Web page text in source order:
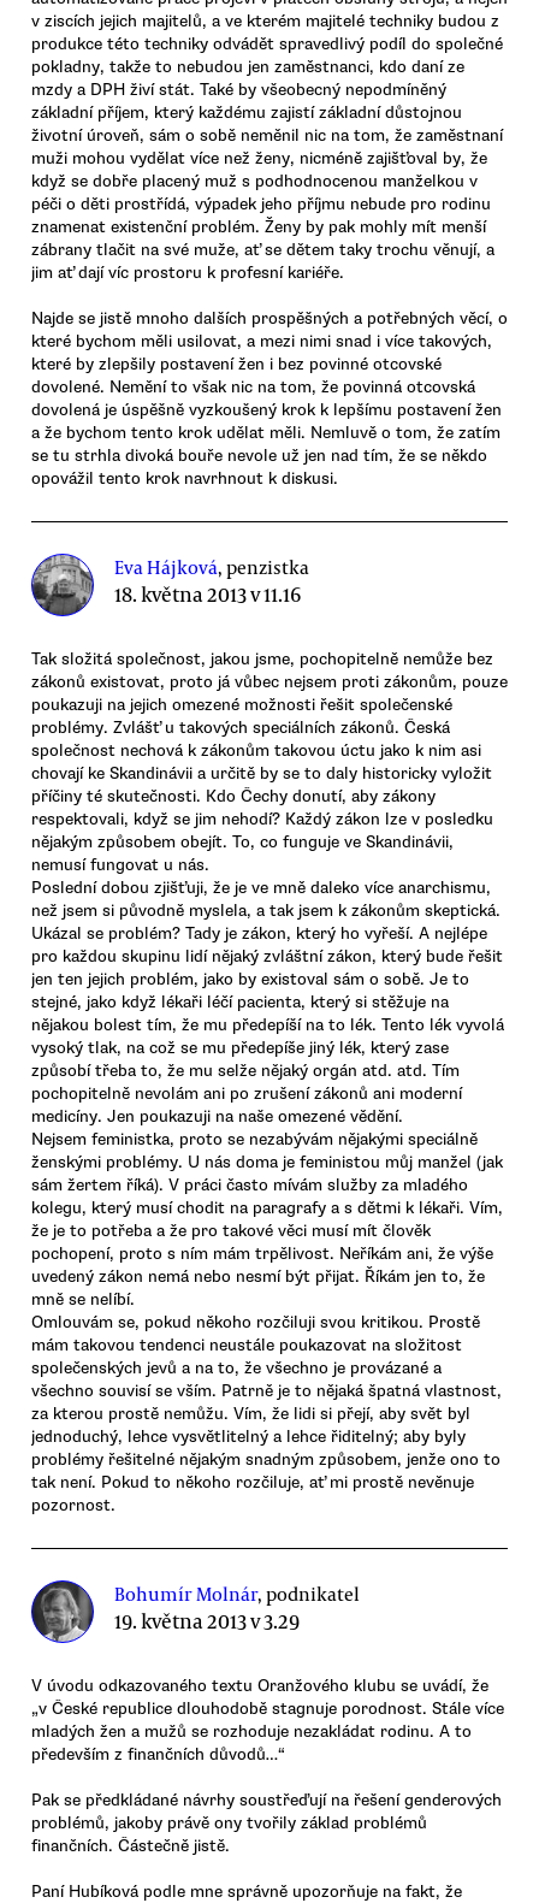
v ziscích jejich majitelů, a ve kterém majitelé techniky budou z
produkce této techniky odvádět spravedlivý podíl do společné
pokladny, takže to nebudou jen zaměstnanci, kdo daní ze
mzdy a DPH živí stát. Také by všeobecný nepodmíněný
základní příjem, který každému zajistí základní důstojnou
životní úroveň, sám o sobě neměnil nic na tom, že zaměstnaní
muži mohou vydělat více než ženy, nicméně zajišťoval by, že
když se dobře placený muž s podhodnocenou manželkou v
péči o děti prostřídá, výpadek jeho příjmu nebude pro rodinu
znamenat existenční problém. Ženy by pak mohly mít menší
zábrany tlačit na své muže, ať se dětem taky trochu věnují, a
jim ať dají víc prostoru k profesní kariéře.
Najde se jistě mnoho dalších prospěšných a potřebných věcí, o
které bychom měli usilovat, a mezi nimi snad i více takových,
které by zlepšily postavení žen i bez povinné otcovské
dovolené. Nemění to však nic na tom, že povinná otcovská
dovolená je úspěšně vyzkoušený krok k lepšímu postavení žen
a že bychom tento krok udělat měli. Nemluvě o tom, že zatím
se tu strhla divoká bouře nevole už jen nad tím, že se někdo
opovážil tento krok navrhnout k diskusi.
Eva Hájková, penzistka
18. května 2013 v 11.16
Tak složitá společnost, jakou jsme, pochopitelně nemůže bez
zákonů existovat, proto já vůbec nejsem proti zákonům, pouze
poukazuji na jejich omezené možnosti řešit společenské
problémy. Zvlášť u takových speciálních zákonů. Česká
společnost nechová k zákonům takovou úctu jako k nim asi
chovají ke Skandinávii a určitě by se to daly historicky vyložit
příčiny té skutečnosti. Kdo Čechy donutí, aby zákony
respektovali, když se jim nehodí? Každý zákon lze v posledku
nějakým způsobem obejít. To, co funguje ve Skandinávii,
nemusí fungovat u nás.
Poslední dobou zjišťuji, že je ve mně daleko více anarchismu,
než jsem si původně myslela, a tak jsem k zákonům skeptická.
Ukázal se problém? Tady je zákon, který ho vyřeší. A nejlépe
pro každou skupinu lidí nějaký zvláštní zákon, který bude řešit
jen ten jejich problém, jako by existoval sám o sobě. Je to
stejné, jako když lékaři léčí pacienta, který si stěžuje na
nějakou bolest tím, že mu předepíší na to lék. Tento lék vyvolá
vysoký tlak, na což se mu předepíše jiný lék, který zase
způsobí třeba to, že mu selže nějaký orgán atd. atd. Tím
pochopitelně nevolám ani po zrušení zákonů ani moderní
medicíny. Jen poukazuji na naše omezené vědění.
Nejsem feministka, proto se nezabývám nějakými speciálně
ženskými problémy. U nás doma je feministou můj manžel (jak
sám žertem říká). V práci často mívám služby za mladého
kolegu, který musí chodit na paragrafy a s dětmi k lékaři. Vím,
že je to potřeba a že pro takové věci musí mít člověk
pochopení, proto s ním mám trpělivost. Neříkám ani, že výše
uvedený zákon nemá nebo nesmí být přijat. Říkám jen to, že
mně se nelíbí.
Omlouvám se, pokud někoho rozčiluji svou kritikou. Prostě
mám takovou tendenci neustále poukazovat na složitost
společenských jevů a na to, že všechno je provázané a
všechno souvisí se vším. Patrně je to nějaká špatná vlastnost,
za kterou prostě nemůžu. Vím, že lidi si přejí, aby svět byl
jednoduchý, lehce vysvětlitelný a lehce řiditelný; aby byly
problémy řešitelné nějakým snadným způsobem, jenže ono to
tak není. Pokud to někoho rozčiluje, ať mi prostě nevěnuje
pozornost.
Bohumír Molnár, podnikatel
19. května 2013 v 3.29
V úvodu odkazovaného textu Oranžového klubu se uvádí, že
„v České republice dlouhodobě stagnuje porodnost. Stále více
mladých žen a mužů se rozhoduje nezakládat rodinu. A to
především z finančních důvodů…“
Pak se předkládané návrhy soustřeďují na řešení genderových
problémů, jakoby právě ony tvořily základ problémů
finančních. Částečně jistě.
Paní Hubíková podle mne správně upozorňuje na fakt, že